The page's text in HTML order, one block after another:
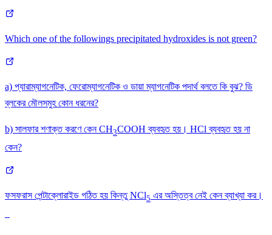
Which one of the followings precipitated hydroxides is not green?
a) প্যারাম্যাগনেটিক, ফেরোম্যাগনেটিক ও ডায়া ম্যাগনেটিক পদার্থ বলতে কি বুঝ? ডি
ব্লকের মৌলসমুহ কোন ধরনের?
b) সালফার শণাক্ত করণে কেন CH3COOH ব্যবহৃত হয়। HCl ব্যবহৃত হয় না
কেন?
ফসফরাস পেন্টাক্লোরাইড গঠিত হয় কিন্তু NCl5 এর অস্তিত্ব নেই কেন ব্যাখ্যা কর।